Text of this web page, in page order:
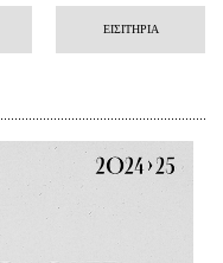
ΕΙΣΙΤΗΡΙΑ